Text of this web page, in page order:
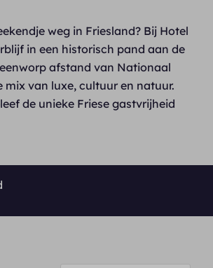
weg in Friesland? Bij Hotel
in een historisch pand aan de
afstand van Nationaal
mix van luxe, cultuur en natuur.
de unieke Friese gastvrijheid